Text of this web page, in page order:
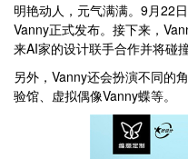
明艳动人，元气满满。9月22
Vanny正式发布。接下来，
来AI家的设计联手合作并将碰
另外，Vanny还会扮演不同的
验馆、虚拟偶像Vanny蝶等。